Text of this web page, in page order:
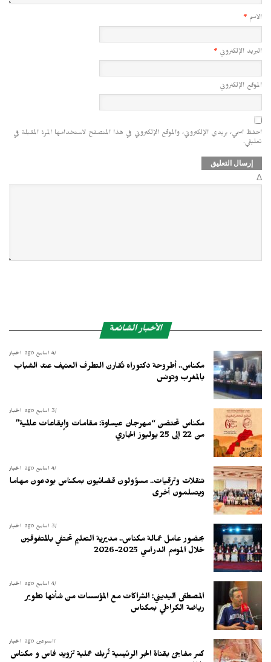
الاسم *
البريد الإلكتروني *
الموقع الإلكتروني
احفظ اسمي، بريدي الإلكتروني، والموقع الإلكتروني في هذا المتصفح لاستخدامها المرة المقبلة في
تعليقي.
Δ
الأخبار الشائعة
أخبار 4 أسابيع ago
مكناس.. أطروحة دكتوراه تُقارن التطرف العنيف عند الشباب
بالمغرب وتونس
أخبار 3 أسابيع ago
مكناس تحتضن “مهرجان عيساوة: مقامات وإيقاعات عالمية”
من 22 إلى 25 يوليوز الجاري
أخبار 4 أسابيع ago
تنقلات وترقيات.. مسؤولون قضائيون بمكناس يودعون مهاما
ويتسلمون أخرى
أخبار 3 أسابيع ago
بحضور عامل عمالة مكناس.. مديرية التعليم تحتفي بالمتفوقين
خلال الموسم الدراسي 2025-2026
أخبار 4 أسابيع ago
المصطفى اليديني: الشراكات مع المؤسسات من شأنها تطوير
رياضة الكراطي بمكناس
أخبار أسبوعين ago
كسر مفاجئ بقناة الجر الرئيسية تُربك عملية تزويد فاس و مكناس